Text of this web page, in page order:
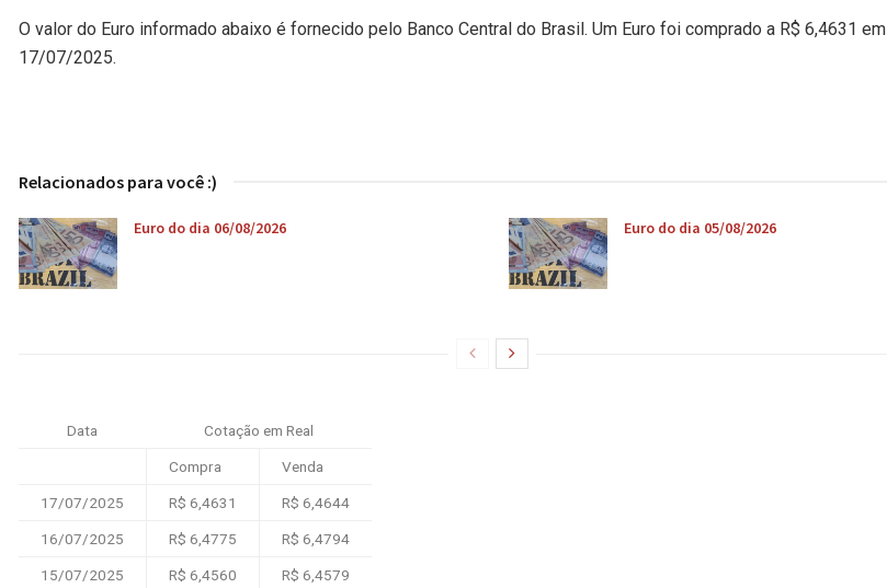
O valor do Euro informado abaixo é fornecido pelo Banco Central do Brasil. Um Euro foi comprado a R$ 6,4631 em
17/07/2025.
Relacionados para você :)
Euro do dia 06/08/2026 Euro do dia 05/08/2026
Data Cotação em Real
Compra Venda
17/07/2025 R$ 6,4631 R$ 6,4644
16/07/2025 R$ 6,4775 R$ 6,4794
15/07/2025 R$ 6,4560 R$ 6,4579